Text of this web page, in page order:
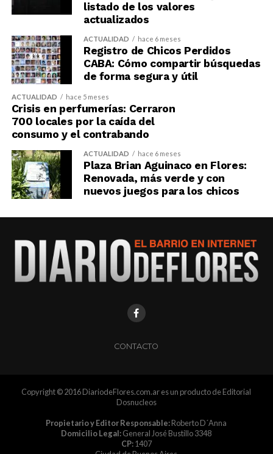
listado de los valores
actualizados
ACTUALIDAD hace 6 meses
Registro de Chicos Perdidos
CABA: Cómo compartir búsquedas
de forma segura y útil
ACTUALIDAD hace 5 meses
Crisis en perfumerías: Cerraron
700 locales por la caída del
consumo y el contrabando
ACTUALIDAD hace 6 meses
Plaza Brian Aguinaco en Flores:
Renovada, más verde y con
nuevos juegos para los chicos
CONTACTO
Copyright © 2016 DiariodeFlores.com.ar es un producto de Editorial
Dosnucleos
Propietario y Editor Responsable:Roberto D´Anna
Domicilio Legal:General José Bustillo 3348
CP:1407